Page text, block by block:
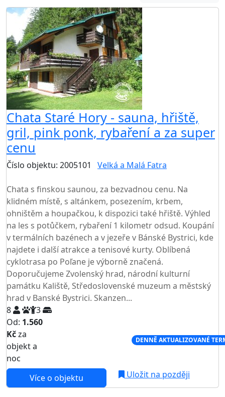
Chata Staré Hory - sauna, hřiště,
gril, pink ponk, rybaření a za super
cenu
Číslo objektu: 2005101 Velká a Malá Fatra
Chata s finskou saunou, za bezvadnou cenu. Na
klidném místě, s altánkem, posezením, krbem,
ohništěm a houpačkou, k dispozici také hřiště. Výhled
na les s potůčkem, rybaření 1 kilometr odsud. Koupání
v termálních bazénech a v jezeře v Bánské Bystrici, kde
najdete i další atrakce a tenisové kurty. Oblíbená
cyklotrasa po Poľane je výborně značená.
Doporučujeme Zvolenský hrad, národní kulturní
památku Kaliště, Středoslovenské muzeum a městský
hrad v Banské Bystrici. Skanzen...
8
3
Od: 1.560
Kčza
objekt a
noc
DENNĚ AKTUALIZOVANÉ
Více o objektu Uložit na později